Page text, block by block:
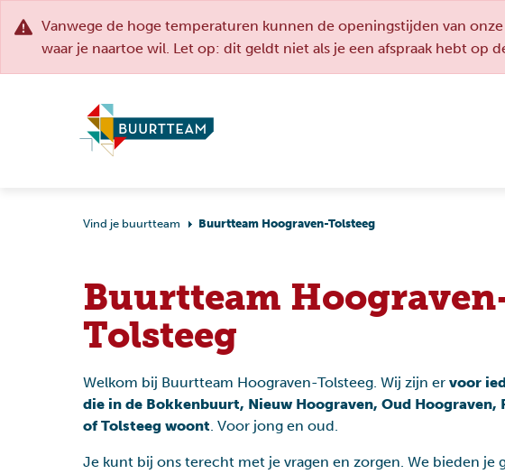
Vanwege de hoge temperaturen kunnen de openingstijden van
waar je naartoe wil. Let op: dit geldt niet als je een afspraak hebt op
Opvoeden en
opgroeien
Vind je buurtteam Buurtteam Hoograven-Tolsteeg
Buurtteam
Tolsteeg
Welkom bij Buurtteam Hoograven-Tolsteeg. Wij zijn er voor
die in de Bokkenbuurt, Nieuw Hoograven, Oud Hoograven,
of Tolsteeg woont. Voor jong en oud.
Je kunt bij ons terecht met je vragen en zorgen. We bieden je